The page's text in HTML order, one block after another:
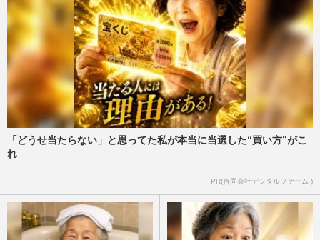
「どうせ当たらない」と思ってた私が本当に当選した“買い方”がこ
れ
PR(合同会社デジタルファーム )